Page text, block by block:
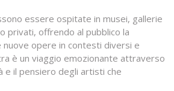
essere ospitate in musei, gallerie
privati, offrendo al pubblico la
opere in contesti diversi e
è un viaggio emozionante attraverso
e il pensiero degli artisti che